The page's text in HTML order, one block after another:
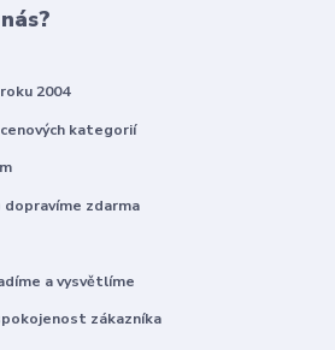
2004
kategorií
dopravíme zdarma
a vysvětlíme
zákazníka